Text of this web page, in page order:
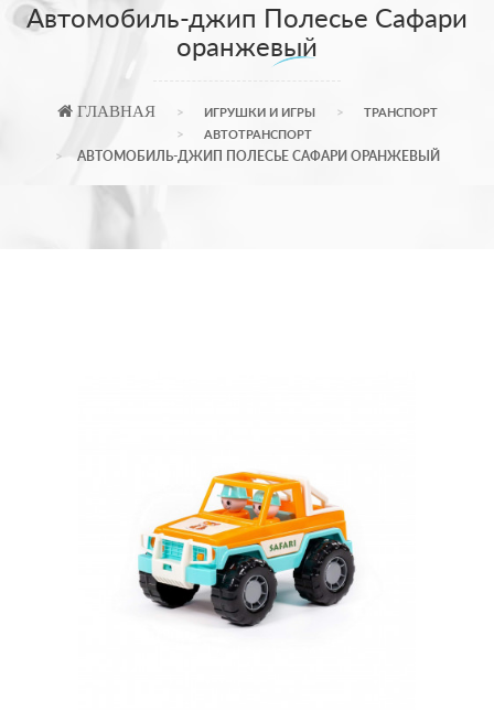
Автомобиль-джип Полесье Сафари
оранжевый
ГЛАВНАЯ ИГРУШКИ И ИГРЫ
ТРАНСПОРТ
АВТОТРАНСПОРТ
АВТОМОБИЛЬ-ДЖИП ПОЛЕСЬЕ САФАРИ ОРАНЖЕВЫЙ